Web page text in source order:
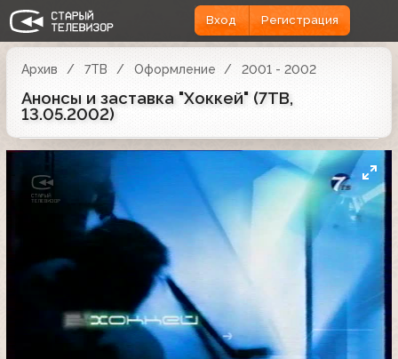
Вход Регистрация
Архив 7ТВ Оформление 2001 - 2002
Анонсы и заставка "Хоккей" (7ТВ,
13.05.2002)